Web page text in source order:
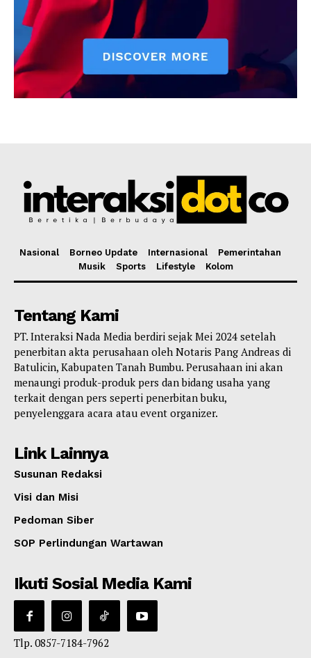
Nasional Borneo Update Internasional
Pemerintahan
Musik
Sports Lifestyle Kolom
Tentang Kami
PT. Interaksi Nada Media berdiri sejak Mei 2024 setelah
penerbitan akta perusahaan oleh Notaris Pang Andreas di
Batulicin, Kabupaten Tanah Bumbu. Perusahaan ini akan
menaungi produk-produk pers dan bidang usaha yang
terkait dengan pers seperti penerbitan buku,
penyelenggara acara atau event organizer.
Link Lainnya
Susunan Redaksi
Visi dan Misi
Pedoman Siber
SOP Perlindungan Wartawan
Ikuti Sosial Media Kami
Tlp. 0857-7184-7962